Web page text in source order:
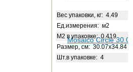
Веc упаковки, кг: 4.49
Ед.измерения: м2
М2 в упаковке: 0.419
Размер, см: 30.07x34.84
Шт.в упаковке: 4